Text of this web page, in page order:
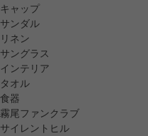
キャップ
サンダル
リネン
サングラス
インテリア
タオル
食器
霧尾ファンクラブ
サイレントヒル